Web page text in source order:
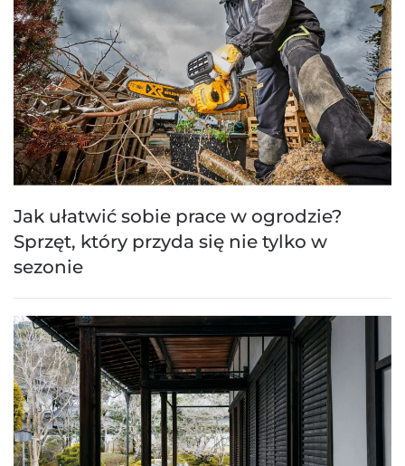
Jak ułatwić sobie prace w ogrodzie?
Sprzęt, który przyda się nie tylko w
sezonie